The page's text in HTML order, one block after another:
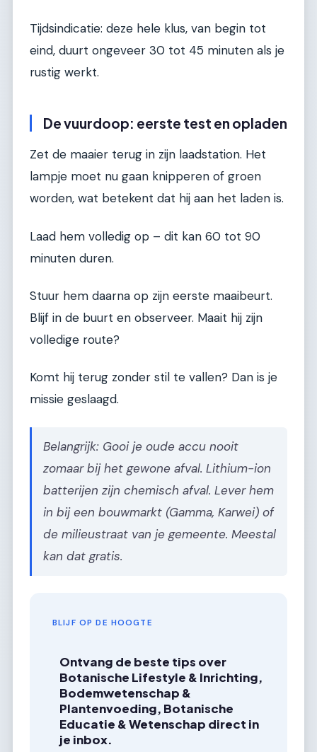
Tijdsindicatie: deze hele klus, van begin tot
eind, duurt ongeveer 30 tot 45 minuten als je
rustig werkt.
De vuurdoop: eerste test en opladen
Zet de maaier terug in zijn laadstation. Het
lampje moet nu gaan knipperen of groen
worden, wat betekent dat hij aan het laden is.
Laad hem volledig op – dit kan 60 tot 90
minuten duren.
Stuur hem daarna op zijn eerste maaibeurt.
Blijf in de buurt en observeer. Maait hij zijn
volledige route?
Komt hij terug zonder stil te vallen? Dan is je
missie geslaagd.
Belangrijk: Gooi je oude accu nooit
zomaar bij het gewone afval. Lithium-ion
batterijen zijn chemisch afval. Lever hem
in bij een bouwmarkt (Gamma, Karwei) of
de milieustraat van je gemeente. Meestal
kan dat gratis.
BLIJF OP DE HOOGTE
Ontvang de beste tips over
Botanische Lifestyle & Inrichting,
Bodemwetenschap &
Plantenvoeding, Botanische
Educatie & Wetenschap direct in
je inbox.